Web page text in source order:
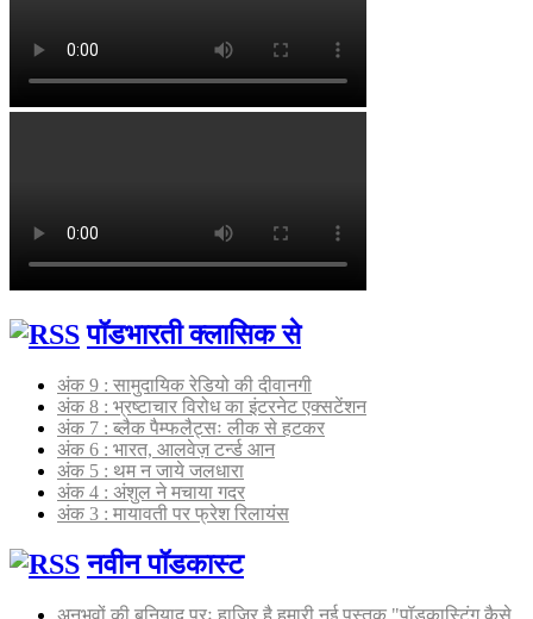
पॉडभारती क्लासिक से
अंक 9 : सामुदायिक रेडियो की दीवानगी
अंक 8 : भ्रष्टाचार विरोध का इंटरनेट एक्सटेंशन
अंक 7 : ब्लैक पैम्फलैट्सः लीक से हटकर
अंक 6 : भारत, आलवेज़ टर्न्ड आन
अंक 5 : थम न जाये जलधारा
अंक 4 : अंशुल ने मचाया गदर
अंक 3 : मायावती पर फ्रेश रिलायंस
नवीन पॉडकास्ट
अनुभवों की बुनियाद परः हाज़िर है हमारी नई पुस्तक "पॉडकास्टिंग कैसे